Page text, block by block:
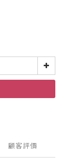
顧客評價